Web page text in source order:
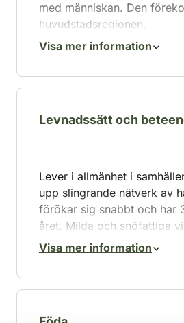
med människan. Den
huvudstadsregionen.
Visa mer information
Levnadssätt och
Lever i allmänhet i
upp slingrande nätverk av
förökar sig snabbt och har
året. Milda och snöfattiga
vildkaninens spridning i
Visa mer information